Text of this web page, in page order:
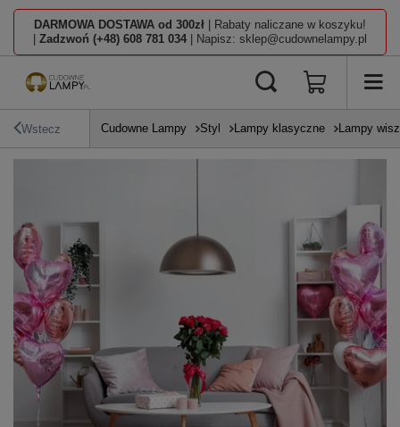
DARMOWA DOSTAWA od 300zł | Rabaty naliczane w koszyku!
Zadzwoń (+48) 608 781 034 | Napisz: sklep@cudownelampy.pl
Wstecz Cudowne Lampy Styl Lampy klasyczne Lampy